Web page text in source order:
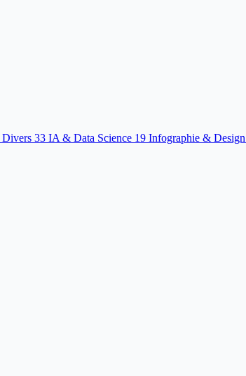
Divers 33 IA & Data Science 19 Infographie & Design